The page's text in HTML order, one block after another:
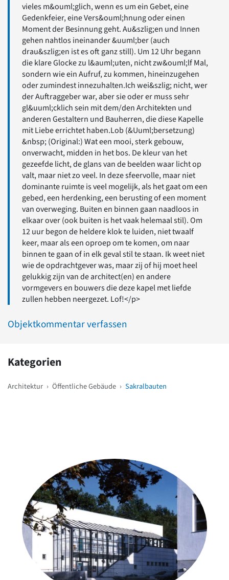
vieles m&ouml;glich, wenn es um ein Gebet, eine
Gedenkfeier, eine Vers&ouml;hnung oder einen
Moment der Besinnung geht. Au&szlig;en und Innen
gehen nahtlos ineinander &uuml;ber (auch
drau&szlig;en ist es oft ganz still). Um 12 Uhr begann
die klare Glocke zu l&auml;uten, nicht zw&ouml;lf Mal,
sondern wie ein Aufruf, zu kommen, hineinzugehen
oder zumindest innezuhalten.Ich wei&szlig; nicht, wer
der Auftraggeber war, aber sie oder er muss sehr
gl&uuml;cklich sein mit dem/den Architekten und
anderen Gestaltern und Bauherren, die diese Kapelle
mit Liebe errichtet haben.Lob (&Uuml;bersetzung)
&nbsp; (Original:) Wat een mooi, sterk gebouw,
onverwacht, midden in het bos. De kleur van het
gezeefde licht, de glans van de beelden waar licht op
valt, maar niet zo veel. In deze sfeervolle, maar niet
dominante ruimte is veel mogelijk, als het gaat om een
gebed, een herdenking, een berusting of een moment
van overweging. Buiten en binnen gaan naadloos in
elkaar over (ook buiten is het vaak helemaal stil). Om
12 uur begon de heldere klok te luiden, niet twaalf
keer, maar als een oproep om te komen, om naar
binnen te gaan of in elk geval stil te staan. Ik weet niet
wie de opdrachtgever was, maar zij of hij moet heel
gelukkig zijn van de architect(en) en andere
vormgevers en bouwers die deze kapel met liefde
zullen hebben neergezet. Lof!</p>
Objektkommentar verfassen
Kategorien
Architektur › Öffentliche Gebäude › Sakralbauten